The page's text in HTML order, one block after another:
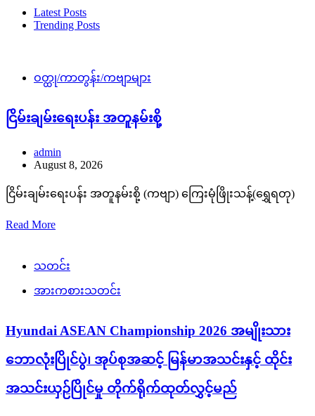
Latest Posts
Trending Posts
ဝတ္ထု/ကာတွန်း/ကဗျာများ
ငြိမ်းချမ်းရေးပန်း အတူနမ်းစို့
admin
August 8, 2026
ငြိမ်းချမ်းရေးပန်း အတူနမ်းစို့ (ကဗျာ) ကြေးမုံဖြိုးသန့်(ရွှေရတု)
Read More
သတင်း
အားကစားသတင်း
Hyundai ASEAN Championship 2026 အမျိုးသား
ဘောလုံးပြိုင်ပွဲ၊ အုပ်စုအဆင့် မြန်မာအသင်းနှင့် ထိုင်း
အသင်းယှဉ်ပြိုင်မှု တိုက်ရိုက်ထုတ်လွှင့်မည်